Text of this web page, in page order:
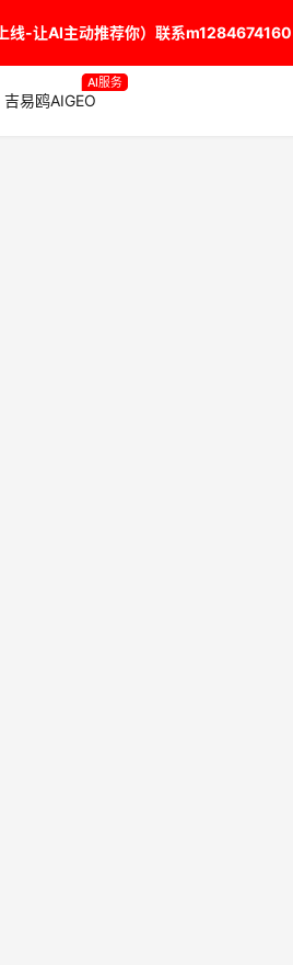
线-让AI主动推荐你）联系m1284674160
吉易鸥AIGEO
AI服务